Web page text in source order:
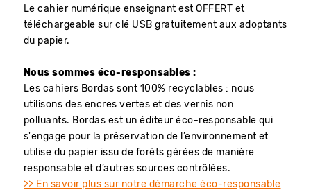
Le cahier numérique enseignant est OFFERT et
téléchargeable sur clé USB gratuitement aux adoptants
du papier.
Nous sommes éco-responsables :
Les cahiers Bordas sont 100% recyclables : nous
utilisons des encres vertes et des vernis non
polluants. Bordas est un éditeur éco-responsable qui
s'engage pour la préservation de l’environnement et
utilise du papier issu de forêts gérées de manière
responsable et d’autres sources contrôlées.
>> En savoir plus sur notre démarche éco-responsable